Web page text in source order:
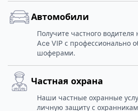
Автомобили
Получите частного
Ace VIP с профессионально
шоферами.
Частная охрана
Наши частные охранные
личную защиту с